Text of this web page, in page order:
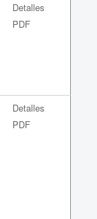
Detalles
PDF
Detalles
PDF